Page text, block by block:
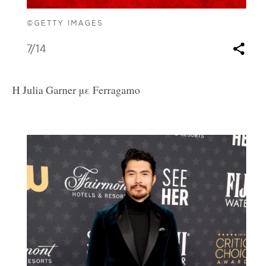
©GETTY IMAGES
7/14
Η Julia Garner με Ferragamo